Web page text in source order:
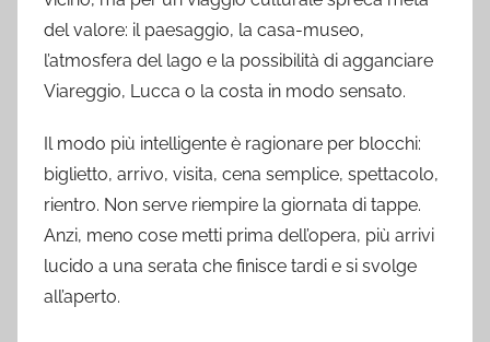
del valore: il paesaggio, la casa-museo,
l’atmosfera del lago e la possibilità di agganciare
Viareggio, Lucca o la costa in modo sensato.
Il modo più intelligente è ragionare per blocchi:
biglietto, arrivo, visita, cena semplice, spettacolo,
rientro. Non serve riempire la giornata di tappe.
Anzi, meno cose metti prima dell’opera, più arrivi
lucido a una serata che finisce tardi e si svolge
all’aperto.